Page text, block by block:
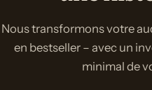
Nous transformons votre
en bestseller – avec un
minimal de